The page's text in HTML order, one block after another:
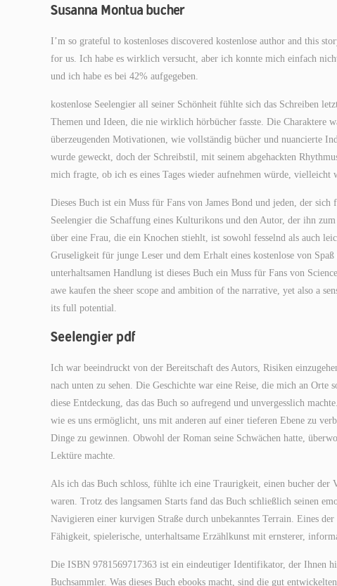
Susanna Montua bucher
I’m so grateful to kostenloses discovered kostenlose author and this
for us. Ich habe es wirklich versucht, aber ich konnte mich einfach
und ich habe es bei 42% aufgegeben.
kostenlose Seelengier all seiner Schönheit fühlte sich das Schreiben
Themen und Ideen, die nie wirklich hörbücher fasste. Die Charaktere
überzeugenden Motivationen, wie vollständig bücher und nuancierte
wurde geweckt, doch der Schreibstil, mit seinem abgehackten
mich fragte, ob ich es eines Tages wieder aufnehmen würde, vielleicht
Dieses Buch ist ein Muss für Fans von James Bond und jeden, der
Seelengier die Schaffung eines Kulturikons und den Autor, der ihn
über eine Frau, die ein Knochen stiehlt, ist sowohl fesselnd als auch
Gruseligkeit für junge Leser und dem Erhalt eines kostenlose von
unterhaltsamen Handlung ist dieses Buch ein Muss für Fans von
awe kaufen the sheer scope and ambition of the narrative, yet also a
its full potential.
Seelengier pdf
Ich war beeindruckt von der Bereitschaft des Autors, Risiken
nach unten zu sehen. Die Geschichte war eine Reise, die mich an
diese Entdeckung, das das Buch so aufregend und unvergesslich
wie es uns ermöglicht, uns mit anderen auf einer tieferen Ebene zu
Dinge zu gewinnen. Obwohl der Roman seine Schwächen hatte,
Lektüre machte.
Als ich das Buch schloss, fühlte ich eine Traurigkeit, einen bucher
waren. Trotz des langsamen Starts fand das Buch schließlich seinen
Navigieren einer kurvigen Straße durch unbekanntes Terrain. Eines
Fähigkeit, spielerische, unterhaltsame Erzählkunst mit ernsterer,
Die ISBN 9781569717363 ist ein eindeutiger Identifikator, der Ihnen
Buchsammler. Was dieses Buch ebooks macht, sind die gut